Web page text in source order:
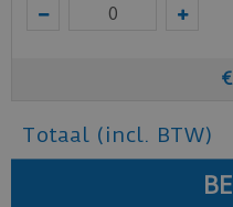
€
Totaal (incl. BTW)